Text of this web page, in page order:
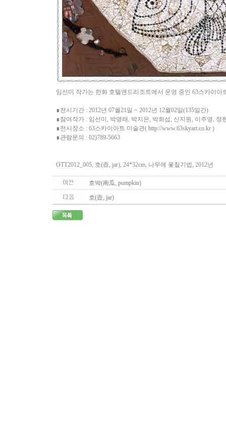
임선미 작가는 한화 호텔앤드리조트에서 운영 중인 63스카이아
∎전시기간 : 2012년 07월21일 ~ 2012년 12월02일(135일간)
∎참여작가 : 임선미, 박명래, 박지은, 박희섭, 신지원, 이주영, 정
∎전시장소 : 63스카이아트 미술관( http://www.63skyart.co.kr )
∎관람문의 : 02)789-5663
OTT2012_005, 호(壺, jar), 24*32cm, 나무에 옻칠기법, 2012년
호박(南瓜, pumpkin)
호(壺, jar)